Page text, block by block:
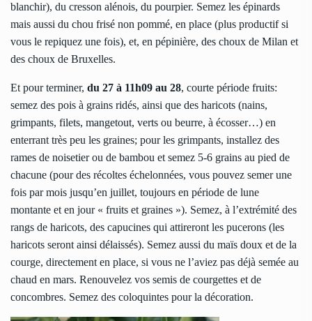
blanchir), du cresson alénois, du pourpier. Semez les épinards
mais aussi du chou frisé non pommé, en place (plus productif si
vous le repiquez une fois), et, en pépinière, des choux de Milan et
des choux de Bruxelles.
Et pour terminer, du 27 à 11h09 au 28, courte période fruits:
semez des pois à grains ridés, ainsi que des haricots (nains,
grimpants, filets, mangetout, verts ou beurre, à écosser…) en
enterrant très peu les graines; pour les grimpants, installez des
rames de noisetier ou de bambou et semez 5-6 grains au pied de
chacune (pour des récoltes échelonnées, vous pouvez semer une
fois par mois jusqu’en juillet, toujours en période de lune
montante et en jour « fruits et graines »). Semez, à l’extrémité des
rangs de haricots, des capucines qui attireront les pucerons (les
haricots seront ainsi délaissés). Semez aussi du maïs doux et de la
courge, directement en place, si vous ne l’aviez pas déjà semée au
chaud en mars. Renouvelez vos semis de courgettes et de
concombres. Semez des coloquintes pour la décoration.